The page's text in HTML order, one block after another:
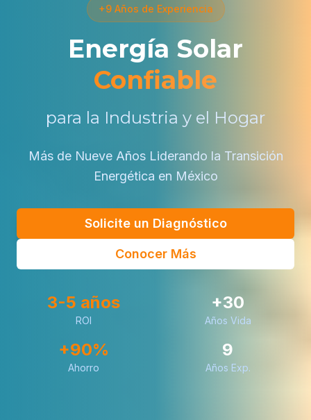
+9 Años de Experiencia
Energía Solar
Confiable
para la Industria y el Hogar
Más de Nueve Años Liderando la Transición
Energética en México
Solicite un Diagnóstico
Conocer Más
3-5 años
ROI
+30
Años Vida
+90%
Ahorro
9
Años Exp.